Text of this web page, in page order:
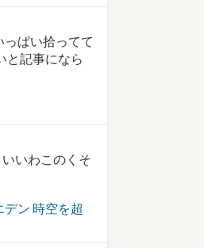
ぱい拾ってて
と記事になら
いわこのくそ
デン 時空を超